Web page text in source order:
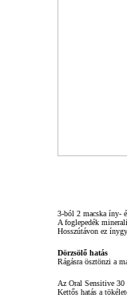
3-ból 2 macska íny-
A foglepedék
Hosszútávon ez
Dörzsölő hatás
Rágásra ösztönzi a
Az Oral Sensitive 30
Kettős hatás a